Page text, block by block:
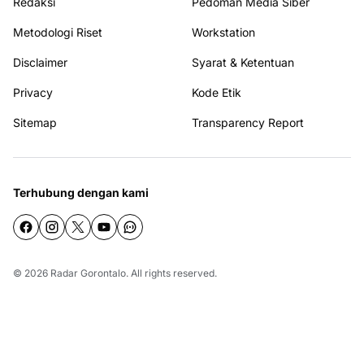
Metodologi Riset Workstation
Disclaimer Syarat & Ketentuan
Privacy Kode Etik
Sitemap Transparency Report
Terhubung dengan kami
© 2026 Radar Gorontalo. All rights reserved.